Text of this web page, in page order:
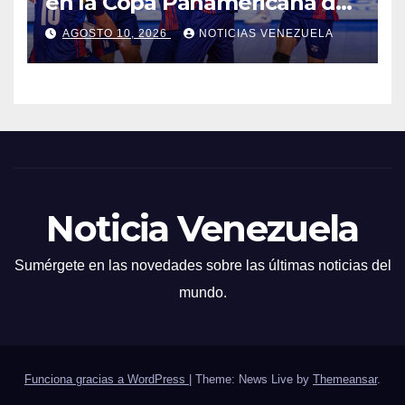
Voleibol U17
AGOSTO 10, 2026 NOTICIAS VENEZUELA
Noticia Venezuela
Sumérgete en las novedades sobre las últimas noticias del
mundo.
Funciona gracias a WordPress Theme: News Live by Themeansar.